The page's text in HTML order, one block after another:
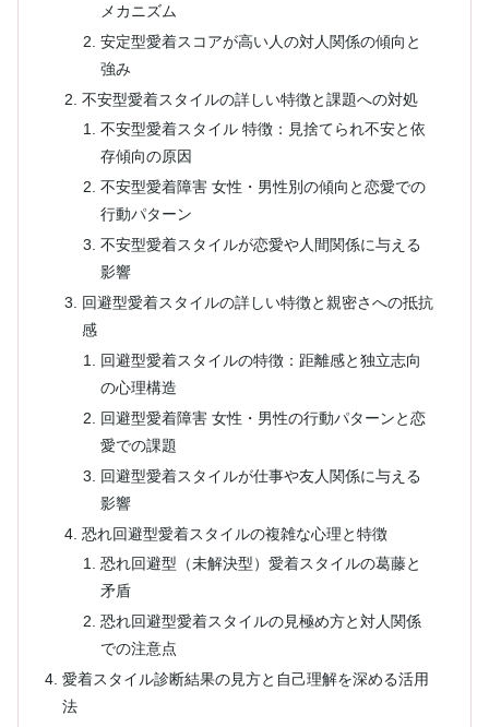
メカニズム
安定型愛着スコアが高い人の対人関係の傾向と
強み
不安型愛着スタイルの詳しい特徴と課題への対処
不安型愛着スタイル 特徴：見捨てられ不安と依
存傾向の原因
不安型愛着障害 女性・男性別の傾向と恋愛での
行動パターン
不安型愛着スタイルが恋愛や人間関係に与える
影響
回避型愛着スタイルの詳しい特徴と親密さへの抵抗
感
回避型愛着スタイルの特徴：距離感と独立志向
の心理構造
回避型愛着障害 女性・男性の行動パターンと恋
愛での課題
回避型愛着スタイルが仕事や友人関係に与える
影響
恐れ回避型愛着スタイルの複雑な心理と特徴
恐れ回避型（未解決型）愛着スタイルの葛藤と
矛盾
恐れ回避型愛着スタイルの見極め方と対人関係
での注意点
愛着スタイル診断結果の見方と自己理解を深める活用
法